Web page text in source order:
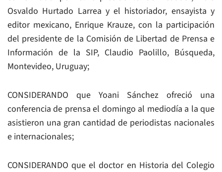
Osvaldo Hurtado Larrea y el historiador, ensayista y
editor mexicano, Enrique Krauze, con la participación
del presidente de la Comisión de Libertad de Prensa e
Información de la SIP, Claudio Paolillo, Búsqueda,
Montevideo, Uruguay;
CONSIDERANDO que Yoani Sánchez ofreció una
conferencia de prensa el domingo al mediodía a la que
asistieron una gran cantidad de periodistas nacionales
e internacionales;
CONSIDERANDO que el doctor en Historia del Colegio